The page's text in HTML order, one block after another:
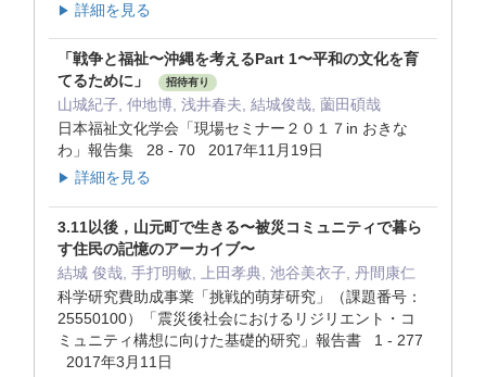
▶ 詳細を見る
「戦争と福祉〜沖縄を考えるPart 1〜平和の文化を育
てるために」
招待有り
山城紀子, 仲地博, 浅井春夫, 結城俊哉, 薗田碩哉
日本福祉文化学会「現場セミナー２０１７in おきな
わ」報告集 28 - 70 2017年11月19日
▶ 詳細を見る
3.11以後，山元町で生きる〜被災コミュニティで暮ら
す住民の記憶のアーカイブ〜
結城 俊哉, 手打明敏, 上田孝典, 池谷美衣子, 丹間康仁
科学研究費助成事業「挑戦的萌芽研究」（課題番号：
25550100）「震災後社会におけるリジリエント・コ
ミュニティ構想に向けた基礎的研究」報告書 1 - 277
2017年3月11日